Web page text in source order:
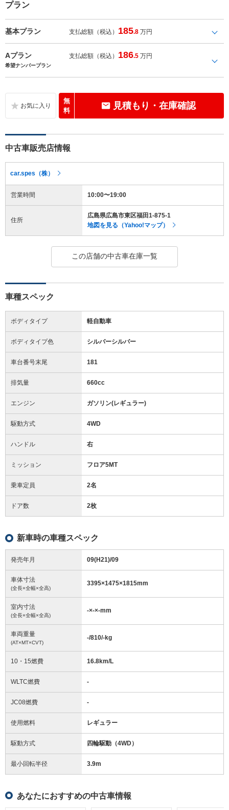
プラン
基本プラン 支払総額（税込） 185.8 万円
Aプラン 支払総額（税込） 186.5 万円
希望ナンバープラン
無
料
見積もり・在庫確認
中古車販売店情報
car.spes（株）
営業時間 10:00〜19:00
住所
広島県広島市東区福田1-875-1
地図を見る（Yahoo!マップ）
この店舗の中古車在庫一覧
車種スペック
ボディタイプ 軽自動車
ボディタイプ色 シルバーシルバー
車台番号末尾 181
排気量 660cc
エンジン ガソリン(レギュラー)
駆動方式 4WD
ハンドル 右
ミッション フロア5MT
乗車定員 2名
ドア数 2枚
新車時の車種スペック
発売年月 09(H21)/09
車体寸法
(全長×全幅×全高)
3395×1475×1815mm
室内寸法
(全長×全幅×全高)
-×-×-mm
車両重量
(AT×MT×CVT)
-/810/-kg
10・15燃費 16.8km/L
WLTC燃費 -
JC08燃費 -
使用燃料 レギュラー
駆動方式 四輪駆動（4WD）
最小回転半径 3.9m
あなたにおすすめの中古車情報